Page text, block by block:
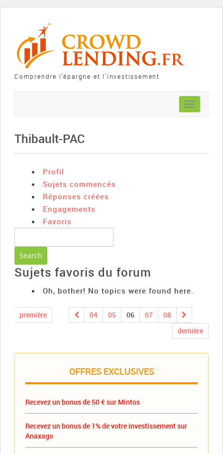
Comprendre l'épargne et l'investissement
Toggle
navigation
Thibault-PAC
Profil
Sujets commencés
Réponses créées
Engagements
Favoris
Sujets favoris du forum
Oh, bother! No topics were found here.
première 04 05 06 07
08
dernière
OFFRES EXCLUSIVES
Recevez un bonus de 50 € sur Mintos
Recevez un bonus de 1% de votre investissement sur
Anaxago